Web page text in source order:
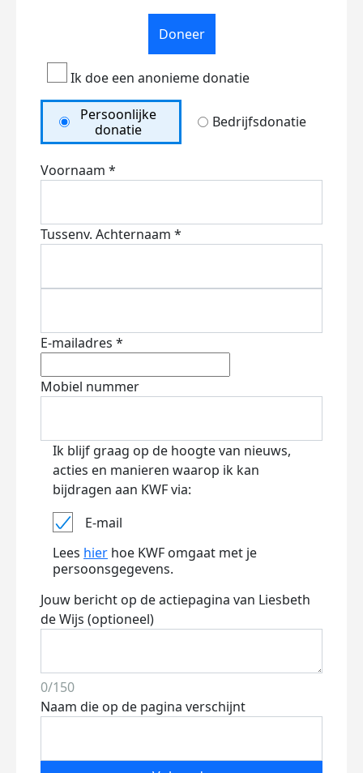
Doneer
Ik doe een anonieme donatie
Persoonlijke
donatie
Bedrijfsdonatie
Voornaam *
Tussenv. Achternaam *
E-mailadres *
Mobiel nummer
Ik blijf graag op de hoogte van nieuws,
acties en manieren waarop ik kan
bijdragen aan KWF via:
E-mail
Lees hier hoe KWF omgaat met je
persoonsgegevens.
Jouw bericht op de actiepagina van Liesbeth
de Wijs (optioneel)
0/150
Naam die op de pagina verschijnt